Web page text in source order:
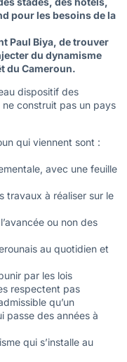
pour les besoins de la
Paul Biya, de trouver
du dynamisme
du Cameroun.
dispositif des
ne construit pas un pays
qui viennent sont :
avec une feuille
travaux à réaliser sur le
ou non des
au quotidien et
par les lois
respectent pas
qu’un
passe des années à
qui s’installe au